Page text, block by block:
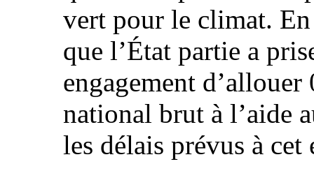
vert pour le climat.
que l’État partie a
engagement
national brut à l’aide
les délais prévus à cet